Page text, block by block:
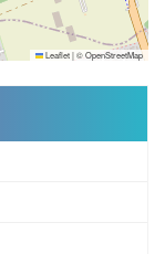
Leaflet|©OpenStreetMap